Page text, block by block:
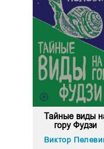
Тайные виды
гору Фудзи
Виктор